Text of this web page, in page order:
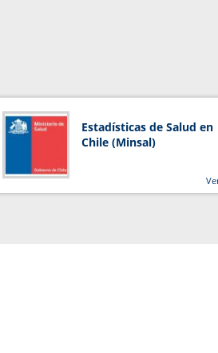
Estadísticas de Salud en
Chile (Minsal)